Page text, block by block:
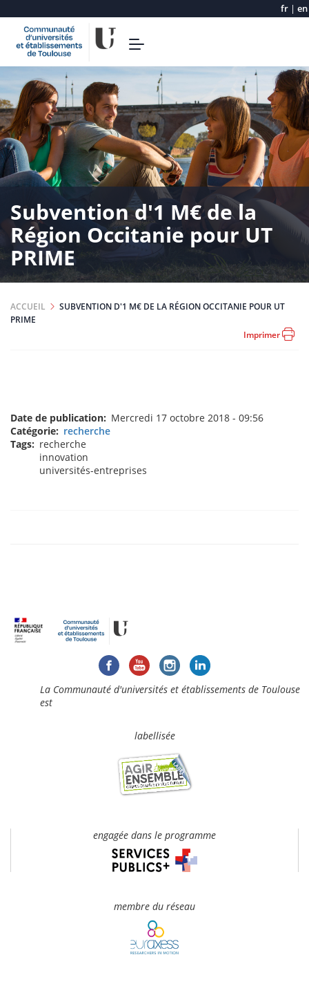
Aller
contenu
principal
fr | en
Toggle
Subvention d'1 M€ de la
Région Occitanie pour UT
PRIME
ACCUEIL
SUBVENTION D'1 M€ DE LA RÉGION OCCITANIE POUR UT
PRIME
Imprimer
Date de publication
Mercredi 17 octobre 2018 - 09:56
Catégorie
recherche
Tags
recherche
innovation
universités-entreprises
La Communauté d'universités et établissements de Toulouse
est
labellisée
engagée dans le programme
membre du réseau